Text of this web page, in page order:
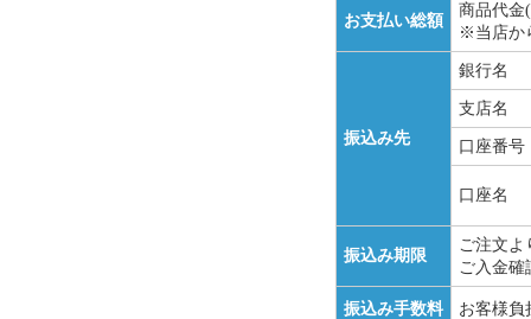
お支払い総額
商品代金
※当店か
振込み先
銀行名
支店名
口座番号
口座名
振込み期限
ご注文よ
ご入金確
振込み手数料 お客様負